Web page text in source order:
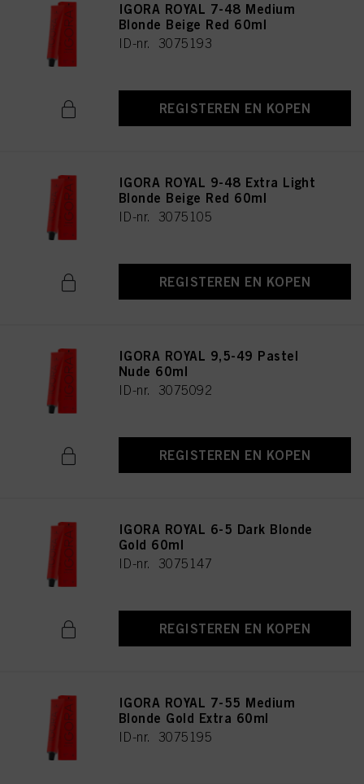
IGORA ROYAL 7-48 Medium
Blonde Beige Red 60ml
ID-nr. 3075193
REGISTEREN EN KOPEN
IGORA ROYAL 9-48 Extra Light
Blonde Beige Red 60ml
ID-nr. 3075105
REGISTEREN EN KOPEN
IGORA ROYAL 9,5-49 Pastel
Nude 60ml
ID-nr. 3075092
REGISTEREN EN KOPEN
IGORA ROYAL 6-5 Dark Blonde
Gold 60ml
ID-nr. 3075147
REGISTEREN EN KOPEN
IGORA ROYAL 7-55 Medium
Blonde Gold Extra 60ml
ID-nr. 3075195